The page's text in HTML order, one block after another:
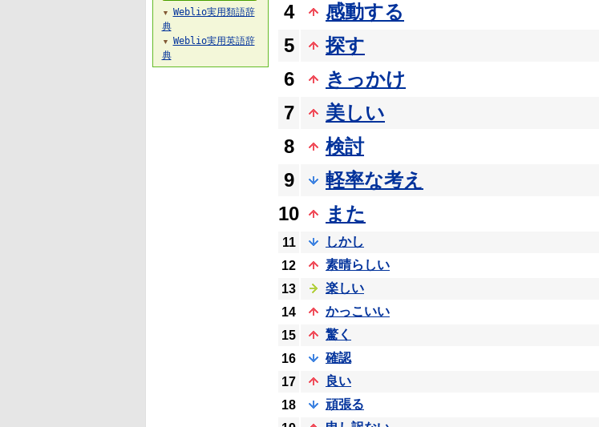
4
感動する
5
探す
6
きっかけ
7
美しい
8
検討
9
軽率な考え
10
また
11
しかし
12
素晴らしい
13
楽しい
14
かっこいい
15
驚く
16
確認
17
良い
18
頑張る
▼
Weblio実用類語辞
典
▼
Weblio実用英語辞
典